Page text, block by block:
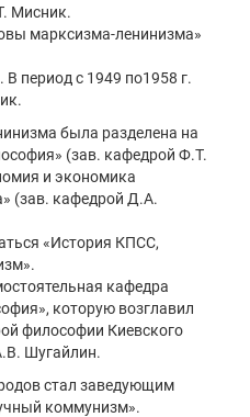
Мисник.
марксизма-ленинизма»
В период с 1949 по1958 г.
была разделена на
(зав. кафедрой Ф.Т.
и экономика
(зав. кафедрой Д.А.
«История КПСС,
кафедра
которую возглавил
философии Киевского
Шугайлин.
стал заведующим
коммунизм».